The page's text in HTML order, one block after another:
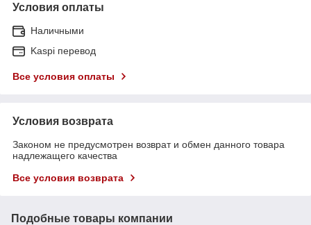
Условия оплаты
Наличными
Kaspi перевод
Все условия оплаты
Условия возврата
Законом не предусмотрен возврат и обмен данного товара
надлежащего качества
Все условия возврата
Подобные товары компании